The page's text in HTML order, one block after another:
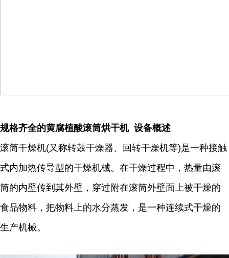
规格齐全的黄腐植酸滚筒烘干机 设备概述
滚筒干燥机(又称转鼓干燥器、回转干燥机等)是一种接触
式内加热传导型的干燥机械。在干燥过程中，热量由滚
筒的内壁传到其外壁，穿过附在滚筒外壁面上被干燥的
食品物料，把物料上的水分蒸发，是一种连续式干燥的
生产机械。